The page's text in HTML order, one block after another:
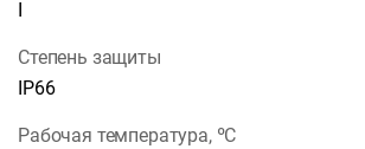
Степень защиты
IP66
Рабочая температура, ºС